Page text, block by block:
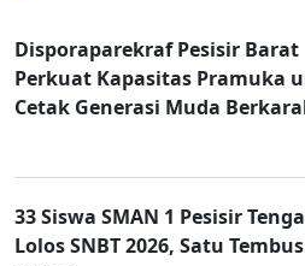
Disporaparekraf Pesisir Barat
Perkuat Kapasitas Pramuka
Cetak Generasi Muda
33 Siswa SMAN 1 Pesisir
Lolos SNBT 2026, Satu Tembus